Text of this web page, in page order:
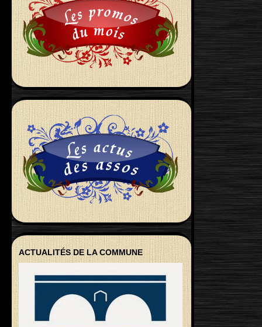
ACTUALITÉS DE LA COMMUNE